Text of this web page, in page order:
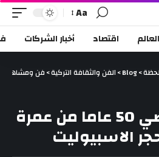
Aa
اقتصاد أخبار الشركات
>
Blog
>الفن والثقافة التركية>فن ومشاهير
فنان تركي يمضي 50 عاما من عمرة
الاسبيوليت